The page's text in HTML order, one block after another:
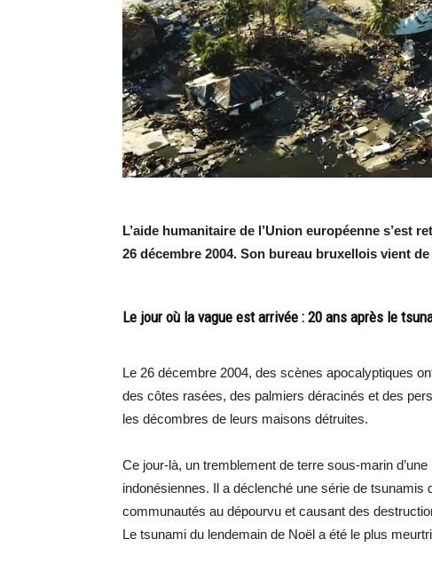
L’aide humanitaire de l’Union européenne s’est
26 décembre 2004. Son bureau bruxellois vient
Le jour où la vague est arrivée : 20 ans après le
Le 26 décembre 2004, des scènes apocalyptiques
des côtes rasées, des palmiers déracinés et des
les décombres de leurs maisons détruites.
Ce jour-là, un tremblement de terre sous-marin
indonésiennes. Il a déclenché une série de
communautés au dépourvu et causant des
Le tsunami du lendemain de Noël a été le plus